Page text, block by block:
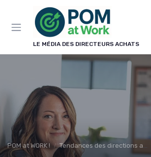
LE MÉDIA DES DIRECTEURS ACHATS
POM at WORK ! Tendances des directions achats
Panneau de gestion des cookies